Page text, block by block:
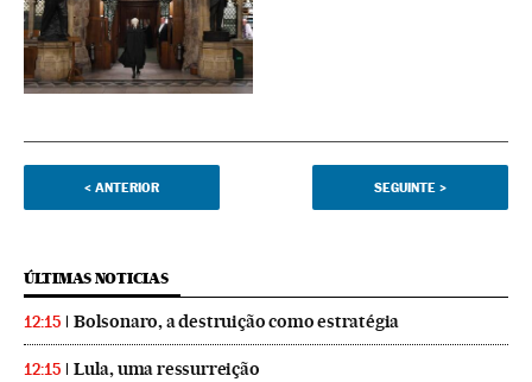
< ANTERIOR SEGUINTE >
ÚLTIMAS NOTICIAS
12:15 Bolsonaro, a destruição como estratégia
12:15 Lula, uma ressurreição